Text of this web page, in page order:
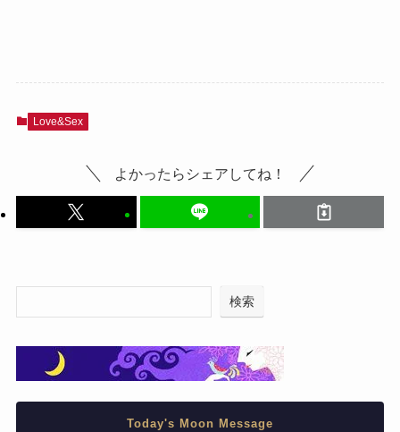
Love&Sex
よかったらシェアしてね！
検索
Today's Moon Message